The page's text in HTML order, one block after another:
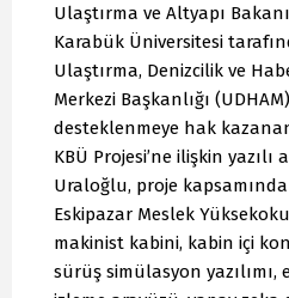
Ulaştırma ve Altyapı
Karabük Üniversitesi
Ulaştırma, Denizcilik ve
Merkezi Başkanlığı
desteklenmeye hak
KBÜ Projesi’ne ilişkin yazılı
Uraloğlu, proje
Eskipazar Meslek
makinist kabini, kabin içi
sürüş simülasyon